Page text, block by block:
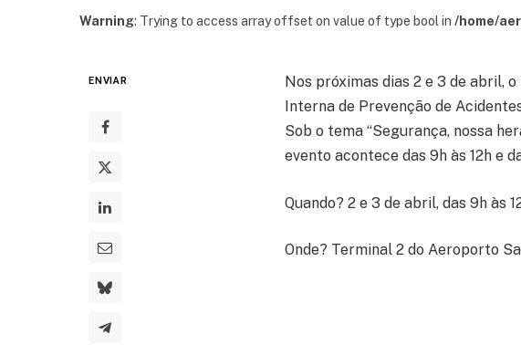
Warning: Trying to access array offset on value of type bool in /home/
ENVIAR
Nos próximas dias 2 e 3 de abril,
Interna de Prevenção de
Sob o tema “Segurança, nossa
evento acontece das 9h às 12h e
Quando? 2 e 3 de abril, das 9h às
Onde? Terminal 2 do Aeroporto